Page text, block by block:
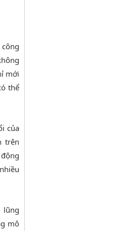
mới
thể
của
trên
lũng
mô